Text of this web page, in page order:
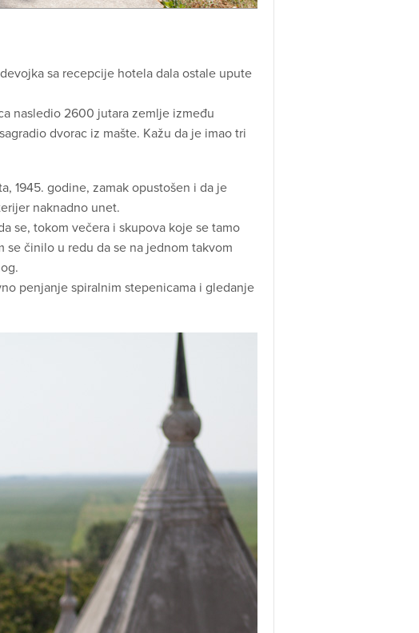
sa recepcije hotela dala ostale upute
nasledio 2600 jutara zemlje između
dvorac iz mašte. Kažu da je imao tri
1945. godine, zamak opustošen i da je
naknadno unet.
se, tokom večera i skupova koje se tamo
činilo u redu da se na jednom takvom
penjanje spiralnim stepenicama i gledanje